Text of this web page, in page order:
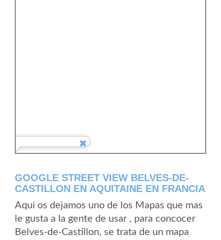
GOOGLE STREET VIEW BELVES-DE-
CASTILLON EN AQUITAINE EN FRANCIA
Aqui os dejamos uno de los Mapas que mas
le gusta a la gente de usar , para concocer
Belves-de-Castillon, se trata de un mapa